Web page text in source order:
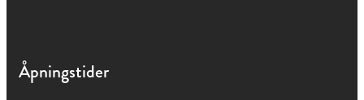
Åpningstider